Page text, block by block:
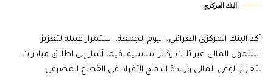
البنك المركزي
أكد البنك المركزي العراقي، اليوم الجمعة، استمرار عمله لتعزيز
الشمول المالي عبر ثلاث ركائز أساسية، فيما أشار إلى اطلاق مبادرات
لتعزيز الوعي المالي وزيادة اندماج الأفراد في القطاع المصرفي.